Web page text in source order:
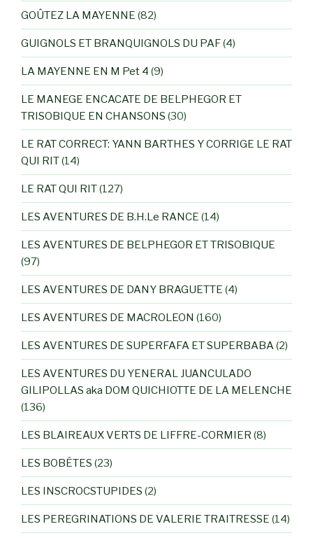
GOÛTEZ LA MAYENNE (82)
GUIGNOLS ET BRANQUIGNOLS DU PAF(4)
LA MAYENNE EN M Pet 4 (9)
LE MANEGE ENCACATE DE BELPHEGOR ET
TRISOBIQUE EN CHANSONS (30)
LE RAT CORRECT: YANN BARTHES Y CORRIGE LE RAT
QUI RIT(14)
LE RAT QUI RIT(127)
LES AVENTURES DE B.H.Le RANCE (14)
LES AVENTURES DE BELPHEGOR ET TRISOBIQUE
(97)
LES AVENTURES DE DANY BRAGUETTE (4)
LES AVENTURES DE MACROLEON (160)
LES AVENTURES DE SUPERFAFA ET SUPERBABA(2)
LES AVENTURES DU YENERAL JUANCULADO
GILIPOLLAS aka DOM QUICHIOTTE DE LA MELENCHE
(136)
LES BLAIREAUX VERTS DE LIFFRE-CORMIER (8)
LES BOBÊTES (23)
LES INSCROCSTUPIDES (2)
LES PEREGRINATIONS DE VALERIE TRAITRESSE (14)